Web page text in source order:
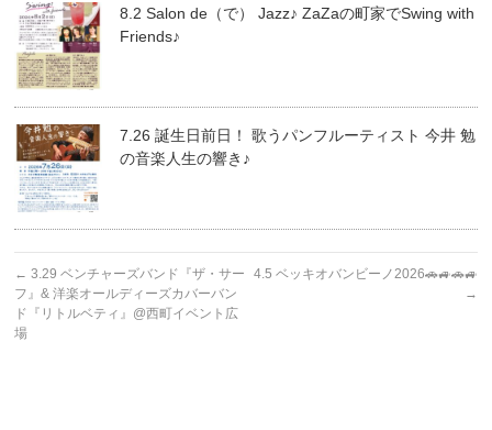
8.2 Salon de（で） Jazz♪ ZaZaの町家でSwing with
Friends♪
7.26 誕生日前日！ 歌うパンフルーティスト 今井 勉
の音楽人生の響き♪
← 3.29 ベンチャーズバンド『ザ・サー
フ』& 洋楽オールディーズカバーバン
ド『リトルベティ』@西町イベント広
場
4.5 ベッキオバンビーノ2026🚗🚙🚗🚙
→